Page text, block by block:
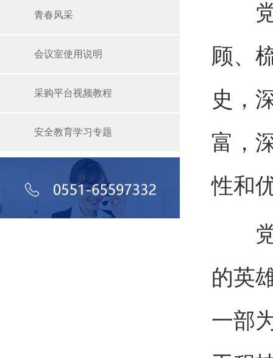
青春风采
会议室使用说明
采购平台视频教程
安全教育学习专题
党
顾、
史，
富，
性和
党
的英
一部